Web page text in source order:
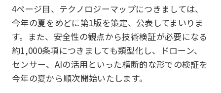
4ページ目、テクノロジーマップにつきましては、
今年の夏をめどに第1版を策定、公表してまいりま
す。また、安全性の観点から技術検証が必要になる
約1,000条項につきましても類型化し、ドローン、
センサー、AIの活用といった横断的な形での検証を
今年の夏から順次開始いたします。